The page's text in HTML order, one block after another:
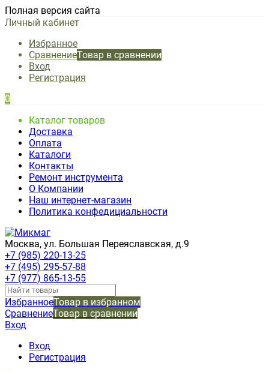
Полная версия сайта
Личный кабинет
Избранное
СравнениеТовар в сравнении
Вход
Регистрация
0
Каталог товаров
Доставка
Оплата
Каталоги
Контакты
Ремонт инструмента
О Компании
Наш интернет-магазин
Политика конфедициальности
Москва, ул. Большая Переяславская, д.9
+7 (985) 220-13-25
+7 (495) 295-57-88
+7 (977) 865-13-55
ИзбранноеТовар в избранном
СравнениеТовар в сравнении
Вход
Вход
Регистрация